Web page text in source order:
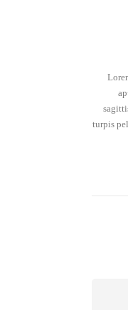
turpis